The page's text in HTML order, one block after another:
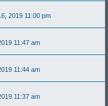
2019 11:00 pm
11:47 am
11:44 am
11:37 am